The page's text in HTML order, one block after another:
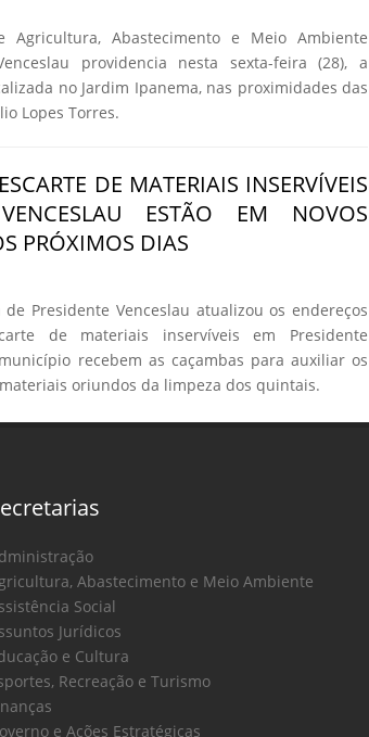
Agricultura, Abastecimento e Meio Ambiente
providencia nesta sexta-feira (28), a
no Jardim Ipanema, nas proximidades das
Lopes Torres.
DE MATERIAIS INSERVÍVEIS
ESTÃO EM NOVOS
PRÓXIMOS DIAS
Presidente Venceslau atualizou os endereços
de materiais inservíveis em Presidente
recebem as caçambas para auxiliar os
oriundos da limpeza dos quintais.
Abastecimento e Meio Ambiente
Social
Jurídicos
e Cultura
Recreação e Turismo
e Ações Estratégicas